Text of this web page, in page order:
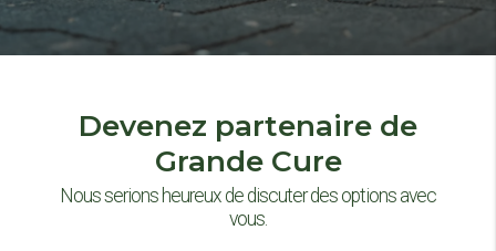
Devenez partenaire de
Grande Cure
Nous serions heureux de discuter des options avec
vous.